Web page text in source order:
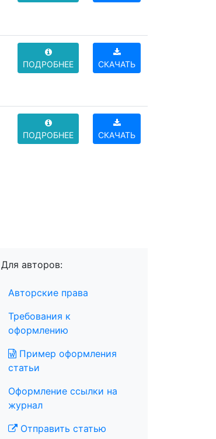
ПОДРОБНЕЕ СКАЧАТЬ
ПОДРОБНЕЕ СКАЧАТЬ
Для авторов:
Авторские права
Требования к
оформлению
Пример оформления
статьи
Оформление ссылки на
журнал
Отправить статью